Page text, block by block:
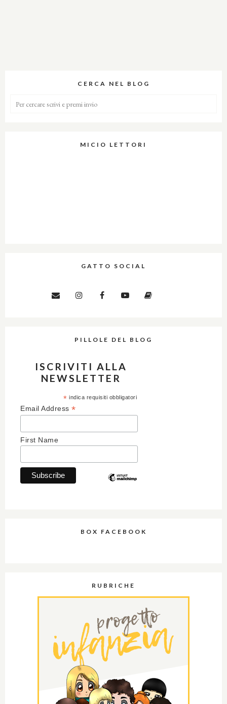
CERCA NEL BLOG
MICIO LETTORI
GATTO SOCIAL
PILLOLE DEL BLOG
ISCRIVITI ALLA
NEWSLETTER
* indica requisiti obbligatori
Email Address *
First Name
BOX FACEBOOK
RUBRICHE